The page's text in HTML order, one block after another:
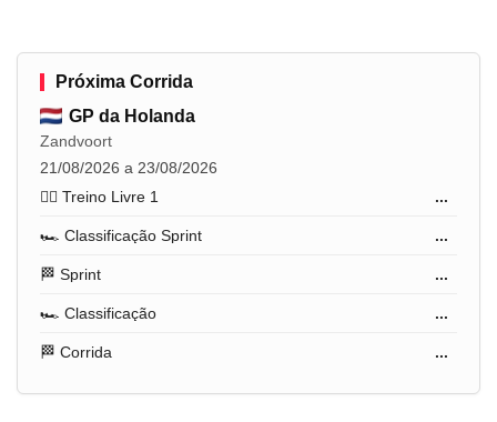
Próxima Corrida
GP da Holanda
Zandvoort
21/08/2026 a 23/08/2026
🏋️‍♂️ Treino Livre 1
...
🏎️ Classificação Sprint ...
🏁 Sprint ...
🏎️ Classificação ...
🏁 Corrida ...